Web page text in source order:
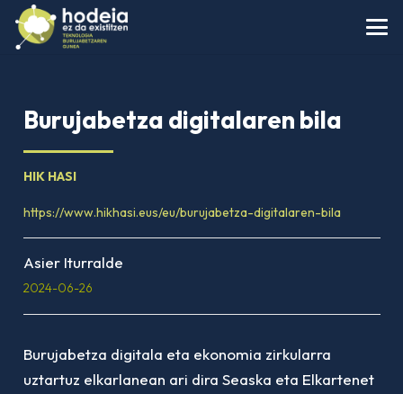
Burujabetza digitalaren bila
HIK HASI
https://www.hikhasi.eus/eu/burujabetza-digitalaren-bila
Asier Iturralde
2024-06-26
Burujabetza digitala eta ekonomia zirkularra
uztartuz elkarlanean ari dira Seaska eta Elkartenet